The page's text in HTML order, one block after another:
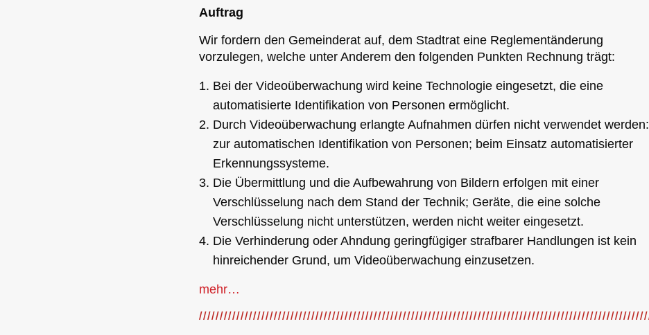
Auftrag
Wir fordern den Gemeinderat auf, dem Stadtrat eine Reglementänderung
vorzulegen, welche unter Anderem den folgenden Punkten Rechnung trägt:
Bei der Videoüberwachung wird keine Technologie eingesetzt, die eine
automatisierte Identifikation von Personen ermöglicht.
Durch Videoüberwachung erlangte Aufnahmen dürfen nicht verwendet werden:
zur automatischen Identifikation von Personen; beim Einsatz automatisierter
Erkennungssysteme.
Die Übermittlung und die Aufbewahrung von Bildern erfolgen mit einer
Verschlüsselung nach dem Stand der Technik; Geräte, die eine solche
Verschlüsselung nicht unterstützen, werden nicht weiter eingesetzt.
Die Verhinderung oder Ahndung geringfügiger strafbarer Handlungen ist kein
hinreichender Grund, um Videoüberwachung einzusetzen.
mehr…